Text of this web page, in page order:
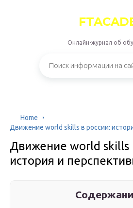
Онлайн-журнал об
Home
Движение world skills в россии:
Движение world skills
история и